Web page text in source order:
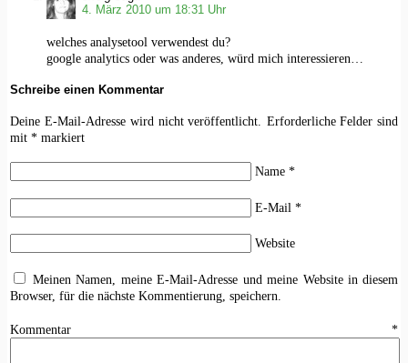
4. März 2010 um 18:31 Uhr
welches analysetool verwendest du?
google analytics oder was anderes, würd mich interessieren…
Schreibe einen Kommentar
Deine E-Mail-Adresse wird nicht veröffentlicht.
Erforderliche Felder sind
mit *markiert
Name *
E-Mail *
Website
Meinen Namen, meine E-Mail-Adresse und meine Website in diesem
Browser, für die nächste Kommentierung, speichern.
Kommentar*